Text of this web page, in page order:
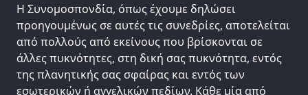
Η Συνομοσπονδία, όπως έχουμε δηλώσει
προηγουμένως σε αυτές τις συνεδρίες, αποτελείται
από πολλούς από εκείνους που βρίσκονται σε
άλλες πυκνότητες, στη δική σας πυκνότητα, εντός
της πλανητικής σας σφαίρας και εντός των
εσωτερικών ή αγγελικών πεδίων. Κάθε μία από